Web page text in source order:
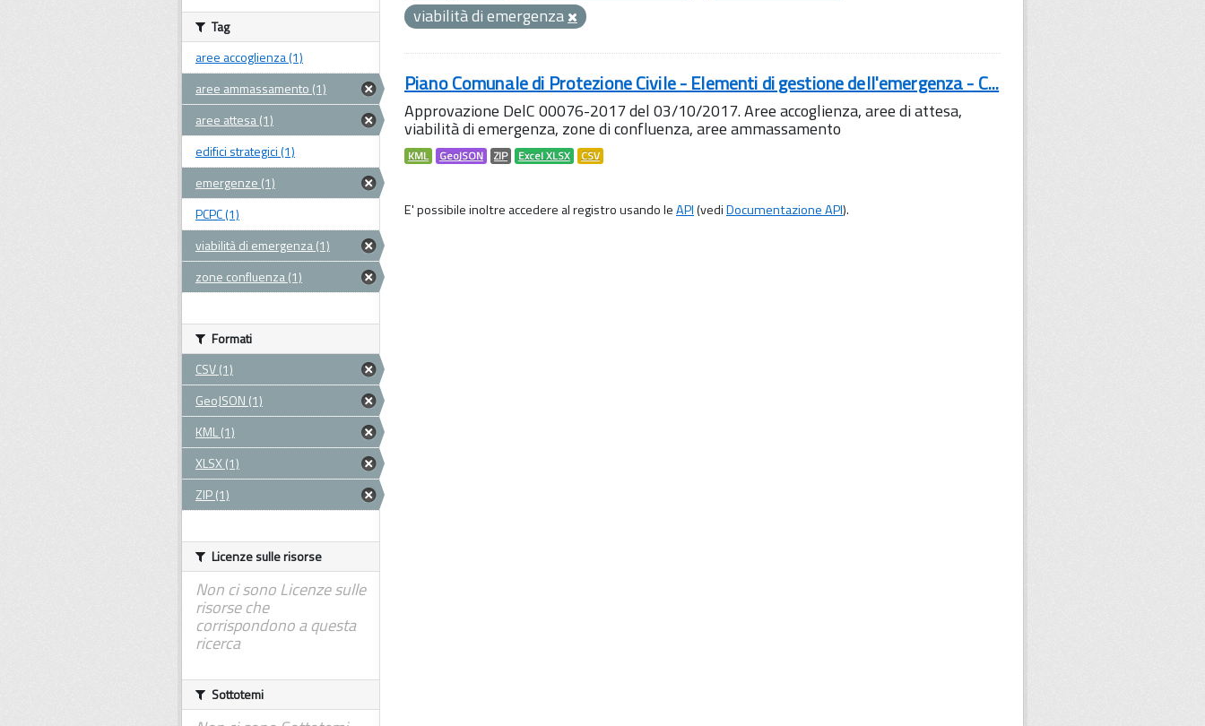
viabilità di emergenza
Piano Comunale di Protezione Civile - Elementi di gestione dell'emergenza - C...
Approvazione DelC 00076-2017 del 03/10/2017. Aree accoglienza, aree di attesa,
viabilità di emergenza, zone di confluenza, aree ammassamento
KML GeoJSON ZIP Excel XLSX CSV
E' possibile inoltre accedere al registro usando leAPI(vediDocumentazione API).
Tag
aree accoglienza (1)
aree ammassamento (1)
aree attesa (1)
edifici strategici (1)
emergenze (1)
PCPC (1)
viabilità di emergenza (1)
zone confluenza (1)
Formati
CSV (1)
GeoJSON (1)
KML (1)
XLSX (1)
ZIP (1)
Licenze sulle risorse
Non ci sono Licenze sulle
risorse che
corrispondono a questa
ricerca
Sottotemi